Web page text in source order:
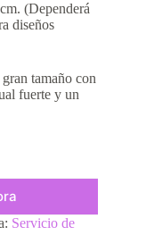
(Dependerá
diseños
tamaño con
fuerte y un
Servicio de